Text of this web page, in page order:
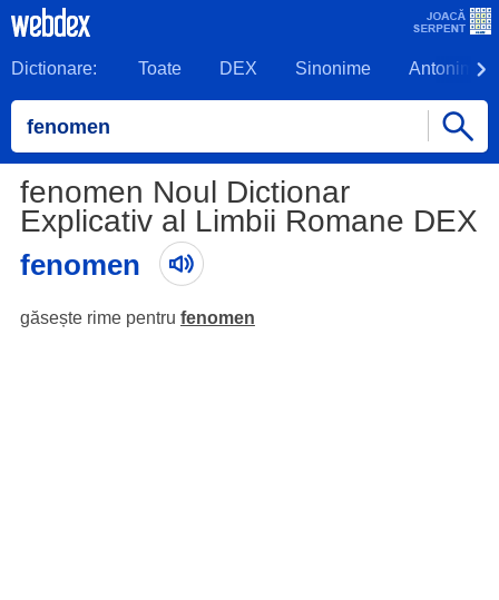
Dictionare: Toate DEX Sinonime Antonime
fenomen Noul Dictionar
Explicativ al Limbii Romane DEX
fenomen
găsește rime pentru fenomen